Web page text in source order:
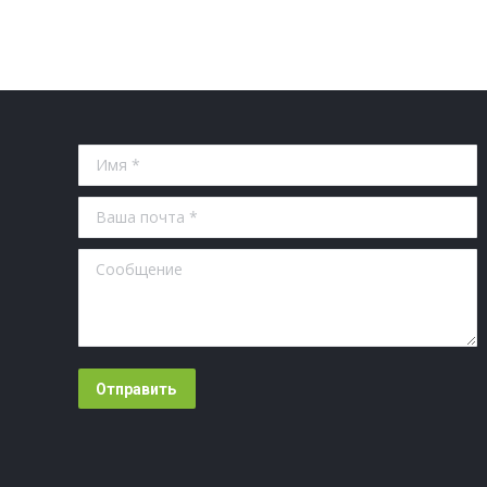
Имя *
Ваша почта *
Сообщение
Отправить